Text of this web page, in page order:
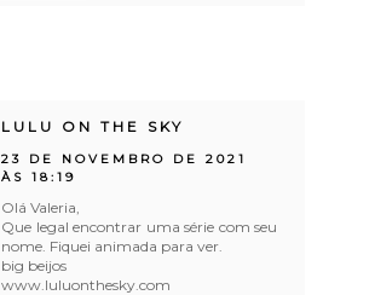
LULU ON THE SKY
23 DE NOVEMBRO DE 2021
ÀS 18:19
Olá Valeria,
Que legal encontrar uma série com seu
nome. Fiquei animada para ver.
big beijos
www.luluonthesky.com